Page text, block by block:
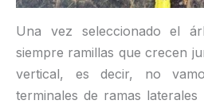
Una vez seleccionado el
siempre ramillas que crecen
vertical, es decir, no
terminales de ramas